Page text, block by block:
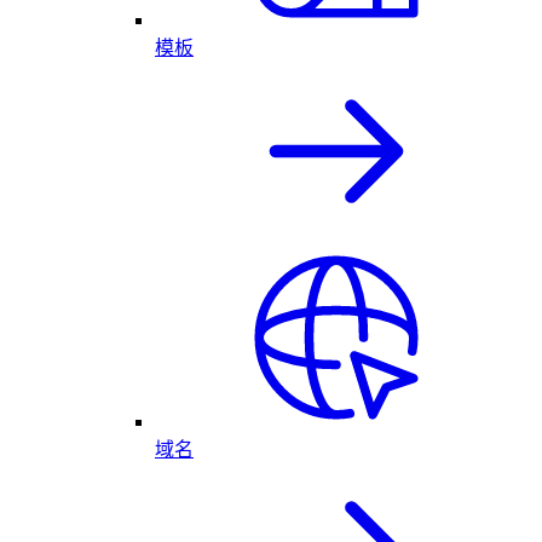
模板
域名